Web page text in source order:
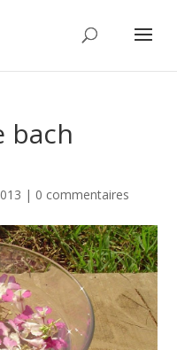
bach
| 0 commentaires